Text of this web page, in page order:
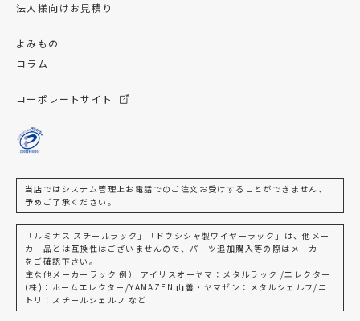
法人様向けお見積り
よみもの
コラム
コーポレートサイト
当店ではシステム管理上お電話でのご注文お受けすることができません、
予めご了承ください。
「ルミナス スチールラック」「ドウシシャ製ワイヤーラック」は、他メー
カー品とは互換性はございませんので、パーツ追加購入等の際はメーカー
をご確認下さい。
主な他メーカーラック 例） アイリスオーヤマ：メタルラック /エレクター
(株)：ホームエレクター/YAMAZEN 山善・ヤマゼン：メタルシェルフ/ニ
トリ：スチールシェルフ など